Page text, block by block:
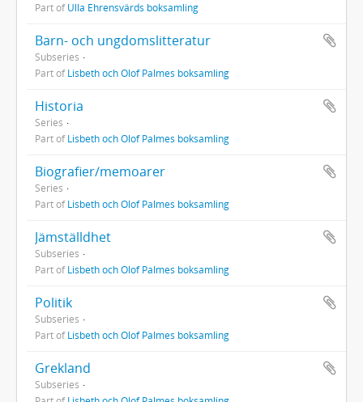
Part ofUlla Ehrensvärds boksamling
Barn- och ungdomslitteratur
Subseries
Part ofLisbeth och Olof Palmes boksamling
Historia
Series
Part ofLisbeth och Olof Palmes boksamling
Biografier/memoarer
Series
Part ofLisbeth och Olof Palmes boksamling
Jämställdhet
Subseries
Part ofLisbeth och Olof Palmes boksamling
Politik
Subseries
Part ofLisbeth och Olof Palmes boksamling
Grekland
Subseries